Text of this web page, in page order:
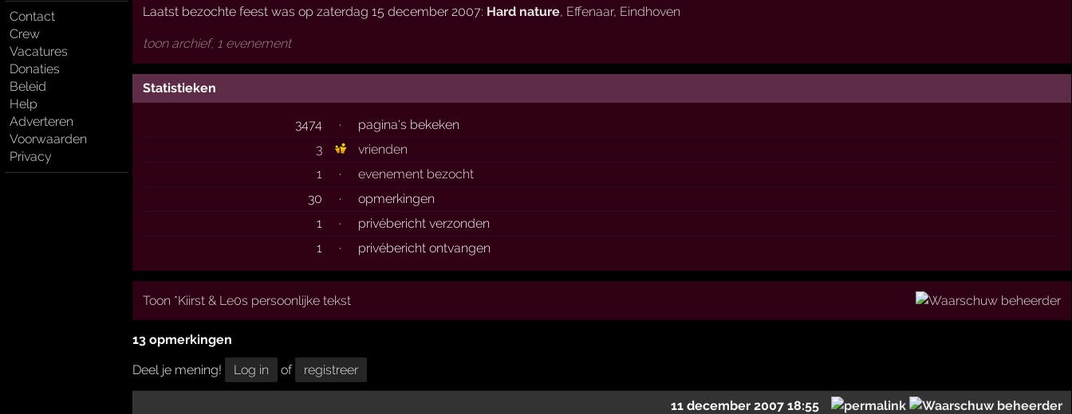
Contact
Crew
Vacatures
Donaties
Beleid
Help
Adverteren
Voorwaarden
Privacy
Laatst bezochte feest was op zaterdag 15 december 2007: Hard nature, Effenaar, Eindhoven
toon archief, 1 evenement
Statistieken
3474 ·
pagina's bekeken
3
vrienden
1
·
evenement bezocht
30
·
opmerkingen
1
·
privébericht verzonden
1
· privébericht ontvangen
Toon *Kiirst & Le0s persoonlijke tekst
13 opmerkingen
Deel je mening!
Log in of registreer
11 december 2007 18:55